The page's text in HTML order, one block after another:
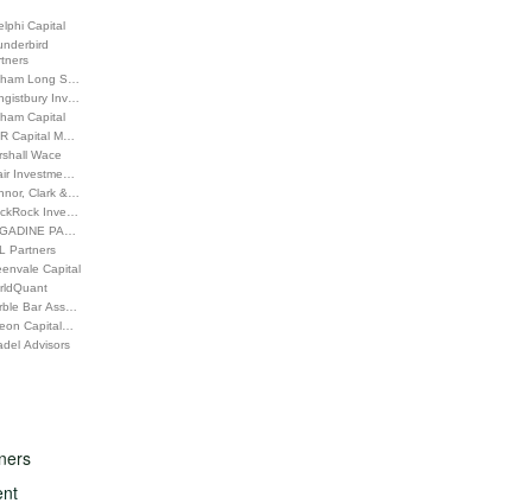
Capital
Long S…
Inv…
Capital
Capital M…
Wace
Investme…
Clark &…
Inve…
PA…
Partners
Capital
Bar Ass…
Capital…
Advisors